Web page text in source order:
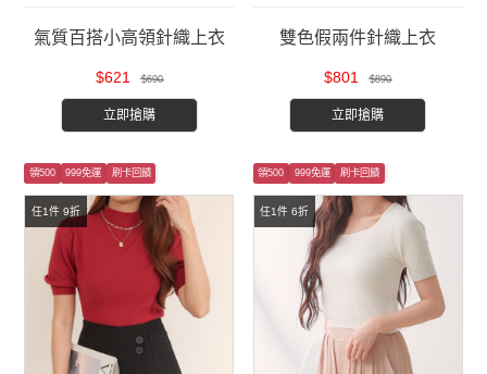
氣質百搭小高領針織上衣
$621 $690
立即搶購
雙色假兩件針織上衣
$801 $890
立即搶購
任1件 9折
領500 999免運 刷卡回饋
任1件 6折
領500 999免運 刷卡回饋